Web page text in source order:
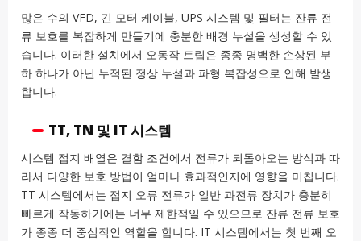
많은 수의 VFD, 긴 모터 케이블, UPS 시스템 및 필터는 잔류 전
류 보호를 복잡하게 만들기에 충분한 배경 누설을 생성할 수 있
습니다. 이러한 설치에서 오동작 트립은 종종 명백한 손상된 부
하 하나가 아닌 누적된 정상 누설과 파형 복잡성으로 인해 발생
합니다.
TT, TN 및 IT 시스템
시스템 접지 배열은 결함 조건에서 전류가 되돌아오는 방식과 따
라서 다양한 보호 방법이 얼마나 효과적인지에 영향을 미칩니다.
TT 시스템에서는 접지 오류 전류가 일반 과전류 장치가 충분히
빠르게 작동하기에는 너무 제한적일 수 있으므로 잔류 전류 보호
가 종종 더 중심적인 역할을 합니다. IT 시스템에서는 첫 번째 오